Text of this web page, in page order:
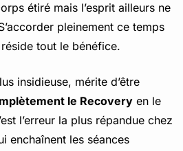
étiré mais l’esprit ailleurs ne
pleinement ce temps
tout le bénéfice.
insidieuse, mérite d’être
le Recovery en le
l’erreur la plus répandue chez
enchaînent les séances